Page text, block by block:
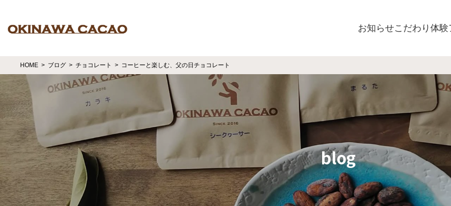
お知らせこだわり 体験
HOME ブログ チョコレート コーヒーと楽しむ、父の日チョコレート
blog